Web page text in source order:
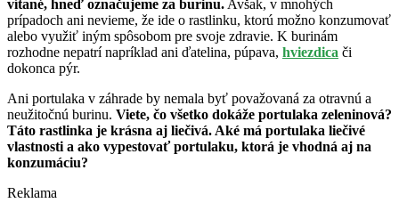
vítané, hneď označujeme za burinu.Avšak, v mnohých
prípadoch ani nevieme, že ide o rastlinku, ktorú možno konzumovať
alebo využiť iným spôsobom pre svoje zdravie. K burinám
rozhodne nepatrí napríklad ani ďatelina, púpava, hviezdica či
dokonca pýr.
Ani portulaka v záhrade by nemala byť považovaná za otravnú a
neužitočnú burinu. Viete, čo všetko dokáže portulaka zeleninová?
Táto rastlinka je krásna aj liečivá. Aké má portulaka liečivé
vlastnosti a ako vypestovať portulaku, ktorá je vhodná aj na
konzumáciu?
Reklama